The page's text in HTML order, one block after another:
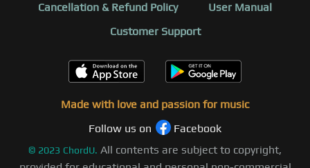
Cancellation & Refund Policy
User Manual
Customer Support
Made with love and passion for music
Follow us on
Facebook
© 2023 ChordU. All contents are subject to copyright,